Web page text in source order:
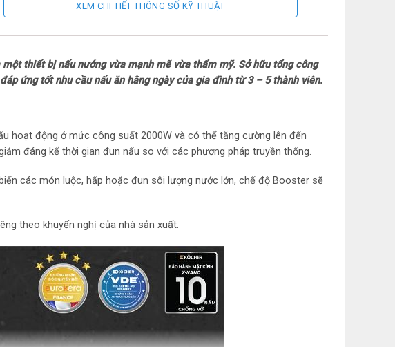
Thương hiệu mâm nấu: E.G.O (Đức)
Sản xuất tại: Đức
Chế độ nấu và tiện ích
Tiện ích: Công nghệ Inverter tiết kiệm điện
– Có hẹn giờ
– Chức năng rã đông
XEM CHI TIẾT THÔNG SỐ KỸ THUẬT
thiết bị nấu nướng vừa mạnh mẽ vừa thẩm mỹ. Sở hữu tổng công
ứng tốt nhu cầu nấu ăn hằng ngày của gia đình từ 3 – 5 thành viên.
hoạt động ở mức công suất 2000W và có thể tăng cường lên đến
đáng kể thời gian đun nấu so với các phương pháp truyền thống.
các món luộc, hấp hoặc đun sôi lượng nước lớn, chế độ Booster sẽ
theo khuyến nghị của nhà sản xuất.